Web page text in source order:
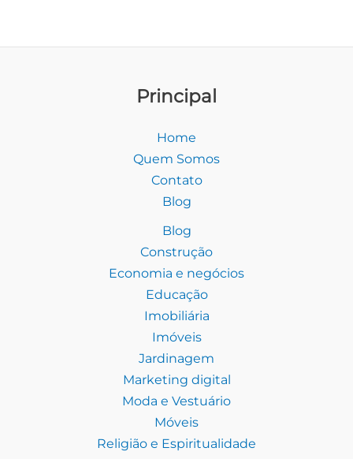
Principal
Home
Quem Somos
Contato
Blog
Blog
Construção
Economia e negócios
Educação
Imobiliária
Imóveis
Jardinagem
Marketing digital
Moda e Vestuário
Móveis
Religião e Espiritualidade